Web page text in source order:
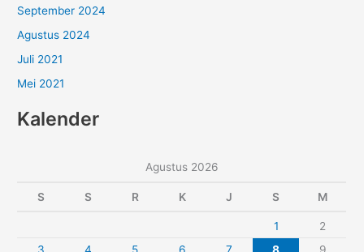
September 2024
Agustus 2024
Juli 2021
Mei 2021
Kalender
Agustus 2026
S S R K J S M
1
2
3
4 5 6 7 8 9